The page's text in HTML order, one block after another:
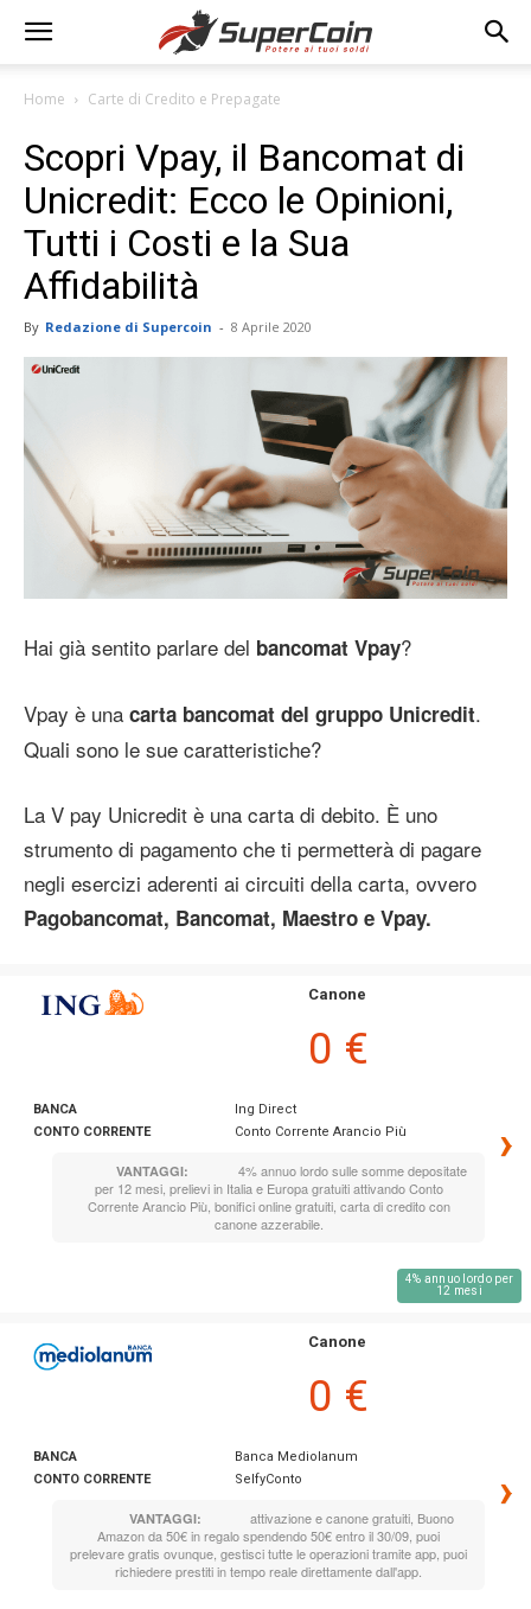
Home Carte di Credito e Prepagate
Scopri Vpay, il Bancomat di
Unicredit: Ecco le Opinioni,
Tutti i Costi e la Sua
Affidabilità
By Redazione di Supercoin - 8 Aprile 2020
Hai già sentito parlare del bancomat Vpay?
Vpay è una carta bancomat del gruppo Unicredit.
Quali sono le sue caratteristiche?
La V pay Unicredit è una carta di debito. È uno
strumento di pagamento che ti permetterà di pagare
negli esercizi aderenti ai circuiti della carta, ovvero
Pagobancomat, Bancomat, Maestro e Vpay.
BANCA
Ing Direct
CONTO CORRENTE
Conto Corrente Arancio Più
VANTAGGI:
4% annuo lordo sulle somme depositate
per 12 mesi, prelievi in Italia e Europa gratuiti attivando Conto
Corrente Arancio Più, bonifici online gratuiti, carta di credito con
canone azzerabile.
Canone
0 €
›
4% annuo lordo per
12 mesi
BANCA
Banca Mediolanum
CONTO CORRENTE
SelfyConto
VANTAGGI:
attivazione e canone gratuiti, Buono
Amazon da 50€ in regalo spendendo 50€ entro il 30/09, puoi
prelevare gratis ovunque, gestisci tutte le operazioni tramite app, puoi
richiedere prestiti in tempo reale direttamente dall'app.
Canone
0 €
›